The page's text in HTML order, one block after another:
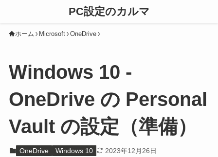
PC設定のカルマ
ホーム Microsoft OneDrive
Windows 10 -
OneDrive の Personal
Vault の設定（準備）
OneDrive Windows 10 2023年12月26日